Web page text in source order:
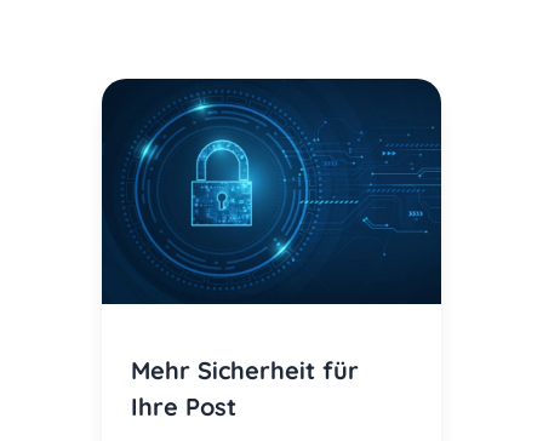
Mehr Sicherheit für
Ihre Post